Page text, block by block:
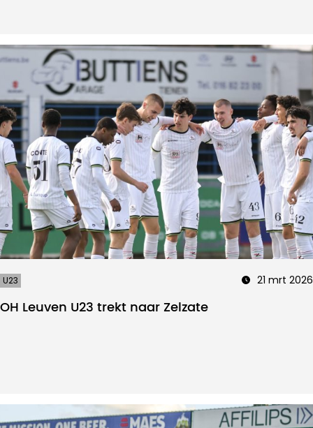
U23 21 mrt 2026
OH Leuven U23 trekt naar Zelzate